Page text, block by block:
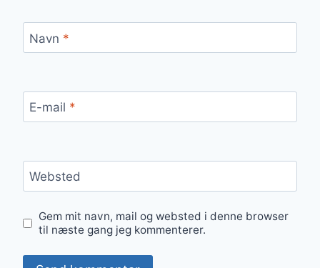
Navn *
E-mail *
Websted
Gem mit navn, mail og websted i denne browser
til næste gang jeg kommenterer.